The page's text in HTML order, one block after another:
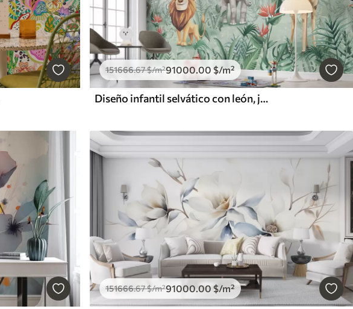
151666.67$/m²91000.00 $/m²
Diseño infantil selvático con león, jirafa, elefante y loros
151666.67$/m²91000 .00 $/m²